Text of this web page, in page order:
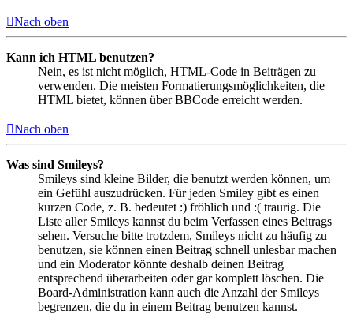
Nach oben
Kann ich HTML benutzen?
Nein, es ist nicht möglich, HTML-Code in Beiträgen zu
verwenden. Die meisten Formatierungsmöglichkeiten, die
HTML bietet, können über BBCode erreicht werden.
Nach oben
Was sind Smileys?
Smileys sind kleine Bilder, die benutzt werden können, um
ein Gefühl auszudrücken. Für jeden Smiley gibt es einen
kurzen Code, z. B. bedeutet :) fröhlich und :( traurig. Die
Liste aller Smileys kannst du beim Verfassen eines Beitrags
sehen. Versuche bitte trotzdem, Smileys nicht zu häufig zu
benutzen, sie können einen Beitrag schnell unlesbar machen
und ein Moderator könnte deshalb deinen Beitrag
entsprechend überarbeiten oder gar komplett löschen. Die
Board-Administration kann auch die Anzahl der Smileys
begrenzen, die du in einem Beitrag benutzen kannst.